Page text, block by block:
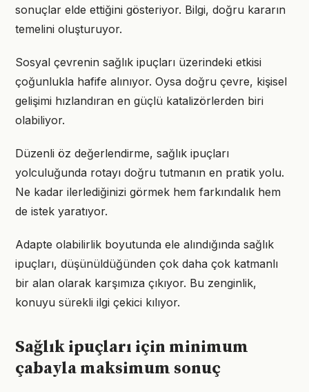
sonuçlar elde ettiğini gösteriyor. Bilgi, doğru kararın
temelini oluşturuyor.
Sosyal çevrenin sağlık ipuçları üzerindeki etkisi
çoğunlukla hafife alınıyor. Oysa doğru çevre, kişisel
gelişimi hızlandıran en güçlü katalizörlerden biri
olabiliyor.
Düzenli öz değerlendirme, sağlık ipuçları
yolculuğunda rotayı doğru tutmanın en pratik yolu.
Ne kadar ilerlediğinizi görmek hem farkındalık hem
de istek yaratıyor.
Adapte olabilirlik boyutunda ele alındığında sağlık
ipuçları, düşünüldüğünden çok daha çok katmanlı
bir alan olarak karşımıza çıkıyor. Bu zenginlik,
konuyu sürekli ilgi çekici kılıyor.
Sağlık ipuçları için minimum
çabayla maksimum sonuç